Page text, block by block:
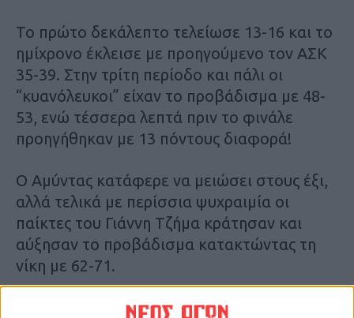
Το πρώτο δεκάλεπτο τελείωσε 13-16 και το
ημίχρονο έκλεισε με προηγούμενο τον ΑΣΚ
35-39. Στην τρίτη περίοδο και πάλι οι
“κυανόλευκοι” είχαν το προβάδισμα με 48-
53, ενώ τέσσερα λεπτά πριν το φινάλε
προηγήθηκαν με 13 πόντους διαφορά!
Ο Αμύντας κατάφερε να μειώσει στους έξι,
αλλά τελικά με περίσσια ψυχραιμία οι
παίκτες του Γιάννη Τζήμα κράτησαν και
αύξησαν το προβάδισμα κατακτώντας τη
νίκη με 62-71.
ΑΜΥΝΤΑΣ: (Ζαβος) Ζούπας 11, Τοπάλι 19